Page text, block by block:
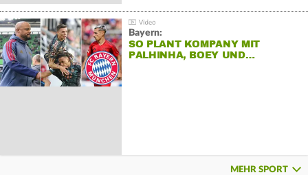
Bayern:
SO PLANT KOMPANY MIT
PALHINHA, BOEY UND…
MEHR SPORT